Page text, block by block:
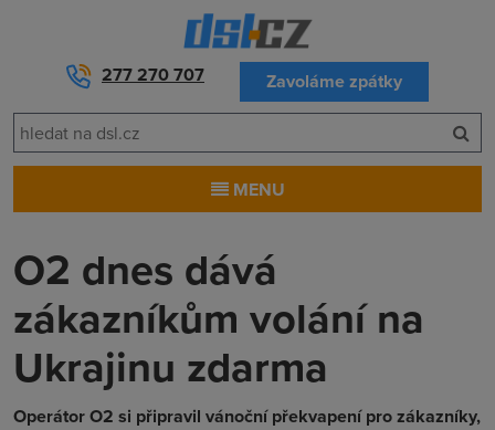
277 270 707 Zavoláme zpátky
MENU
O2 dnes dává
zákazníkům volání na
Ukrajinu zdarma
Operátor O2 si připravil vánoční překvapení pro zákazníky,